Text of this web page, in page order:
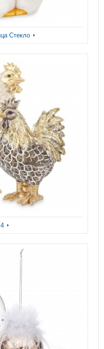
Стекло